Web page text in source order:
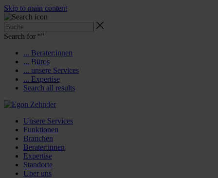
Skip to main content
Search for “”
... Berater:innen
... Büros
... unsere Services
... Expertise
Search all results
Unsere Services
Funktionen
Branchen
Berater:innen
Expertise
Standorte
Über uns